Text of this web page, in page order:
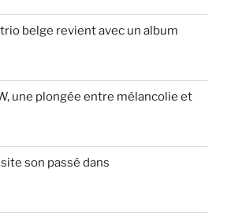
belge revient avec un album
une plongée entre mélancolie et
son passé dans